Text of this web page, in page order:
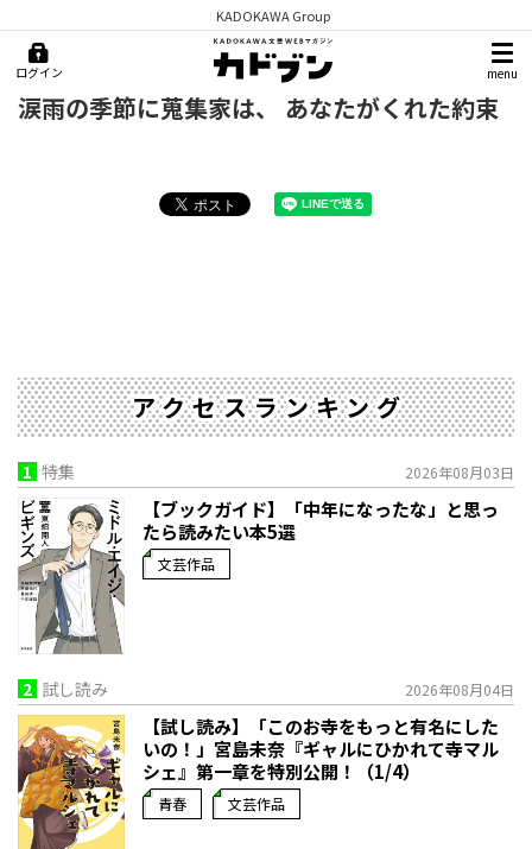
KADOKAWA Group
ログイン menu
涙雨の季節に蒐集家は、 あなたがくれた約束
アクセスランキング
1 特集 2026年08月03日
【ブックガイド】「中年になったな」と思っ
たら読みたい本5選
文芸作品
2 試し読み 2026年08月04日
【試し読み】「このお寺をもっと有名にした
いの！」宮島未奈『ギャルにひかれて寺マル
シェ』第一章を特別公開！（1/4）
青春 文芸作品